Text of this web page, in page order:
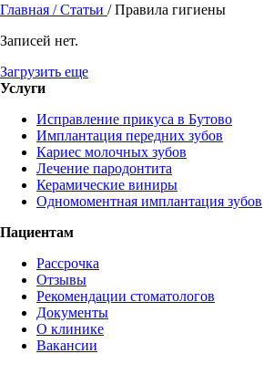
Главная / Статьи /Правила гигиены
Записей нет.
Загрузить еще
Услуги
Исправление прикуса в Бутово
Имплантация передних зубов
Кариес молочных зубов
Лечение пародонтита
Керамические виниры
Одномоментная имплантация зубов
Пациентам
Рассрочка
Отзывы
Рекомендации стоматологов
Документы
О клинике
Вакансии